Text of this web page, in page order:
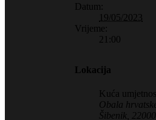
Datum:
19/05/2023
Vrijeme:
21:00
Lokacija
Kuća
Obala
Šibenik
22000